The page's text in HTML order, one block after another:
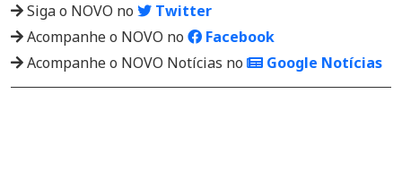
Siga o NOVO no
Twitter
Acompanhe o NOVO no
Facebook
Acompanhe o NOVO Notícias no
Google Notícias